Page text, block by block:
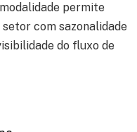
permite
com sazonalidade
do fluxo de